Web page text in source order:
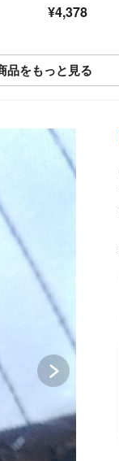
ー メンズ
¥4,378
品をもっと見る